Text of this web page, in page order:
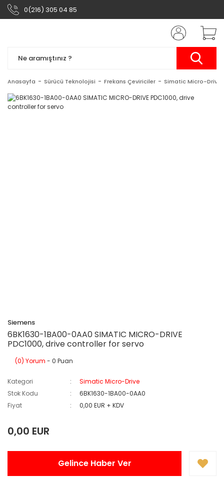
0(216) 305 04 85
Anasayfa Sürücü Teknolojisi Frekans Çeviriciler Simatic Micro-Drive
Siemens
6BK1630-1BA00-0AA0 SIMATIC MICRO-DRIVE
PDC1000, drive controller for servo
(0) Yorum - 0 Puan
Kategori
Simatic Micro-Drive
Stok Kodu
6BK1630-1BA00-0AA0
Fiyat
0,00 EUR + KDV
0,00 EUR
Gelince Haber Ver